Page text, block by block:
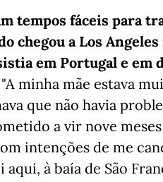
tempos fáceis para
chegou a Los
em Portugal e em
"A minha mãe estava
que não havia
a vir nove
intenções de me
aqui, à baía de São